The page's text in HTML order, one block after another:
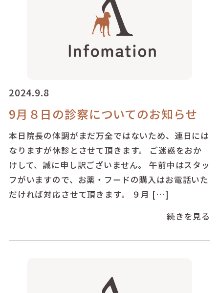
2024.9.8
9月８日の診察についてのお知らせ
本日院長の体調がまだ万全ではないため、連日には
なりますが休診とさせて頂きます。 ご迷惑をおか
けして、誠に申し訳ございません。 午前中はスタッ
フがいますので、お薬・フードの購入はお電話いた
だければ対応させて頂きます。 ９月 […]
続きを見る